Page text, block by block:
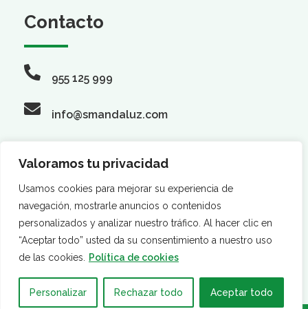
Valoramos tu privacidad
Usamos cookies para mejorar su experiencia de
navegación, mostrarle anuncios o contenidos
personalizados y analizar nuestro tráfico. Al hacer clic en
“Aceptar todo” usted da su consentimiento a nuestro uso
de las cookies.
Política de cookies
Personalizar Rechazar todo Aceptar todo
Contacto
955 125 999
info@smandaluz.com
Síguenos